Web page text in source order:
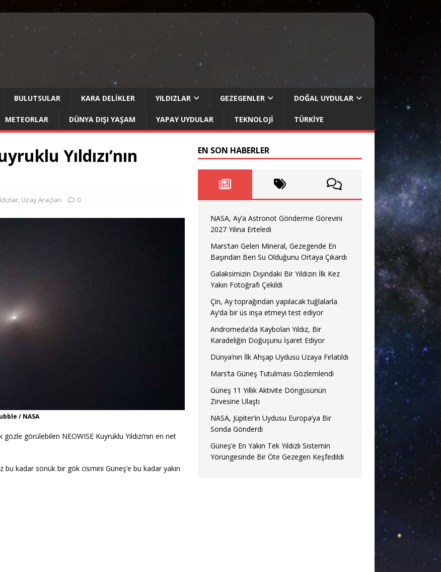
BULUTSULAR KARA DELIKLER YILDIZLAR GEZEGENLER DOĞAL UYDULAR
METEORLAR DÜNYA DIŞI YAŞAM YAPAY UYDULAR TEKNOLOJI TÜRKIYE
Yıldızı’nın
, Uzay Araçları 0
/ NASA
görülebilen NEOWISE Kuyruklu Yıldızı’nın en net
bu kadar sönük bir gök cismini Güneş’e bu kadar yakın
EN SON HABERLER
NASA, Ay’a Astronot Gönderme Görevini
2027 Yılına Erteledi
Mars’tan Gelen Mineral, Gezegende En
Başından Beri Su Olduğunu Ortaya Çıkardı
Galaksimizin Dışındaki Bir Yıldızın İlk Kez
Yakın Fotoğrafı Çekildi
Çin, Ay toprağından yapılacak tuğlalarla
Ay’da bir üs inşa etmeyi test ediyor
Andromeda’da Kaybolan Yıldız, Bir
Karadeliğin Doğuşunu İşaret Ediyor
Dünya’nın İlk Ahşap Uydusu Uzaya Fırlatıldı
Mars’ta Güneş Tutulması Gözlemlendi
Güneş 11 Yıllık Aktivite Döngüsünün
Zirvesine Ulaştı
NASA, Jüpiter’in Uydusu Europa’ya Bir
Sonda Gönderdi
Güneş’e En Yakın Tek Yıldızlı Sistemin
Yörüngesinde Bir Öte Gezegen Keşfedildi